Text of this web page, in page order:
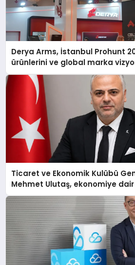
Derya Arms, İstanbul Prohunt
ürünlerini ve global marka
Ticaret ve Ekonomik Kulübü
Mehmet Ulutaş, ekonomiye dair
açıklamada şunları kaydetti: